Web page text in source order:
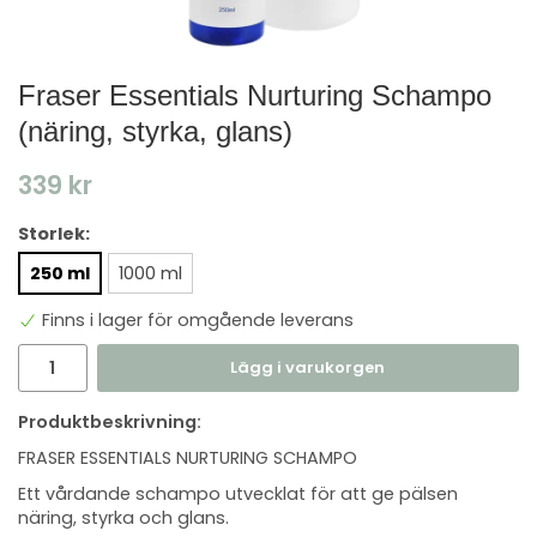
Fraser Essentials Nurturing Schampo
(näring, styrka, glans)
339 kr
Storlek:
250 ml
1000 ml
Finns i lager för omgående leverans
Lägg i varukorgen
Produktbeskrivning:
FRASER ESSENTIALS NURTURING SCHAMPO
Ett vårdande schampo utvecklat för att ge pälsen
näring, styrka och glans.